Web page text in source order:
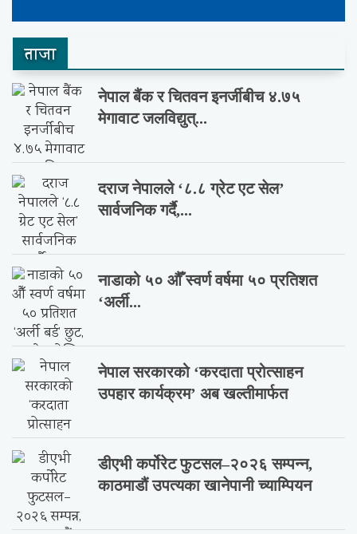
ताजा
नेपाल बैंक र चितवन इनर्जीबीच ४.७५
मेगावाट जलविद्युत्...
दराज नेपालले ‘८.८ ग्रेट एट सेल’
सार्वजनिक गर्दै,...
नाडाको ५० औँ स्वर्ण वर्षमा ५० प्रतिशत
‘अर्ली...
नेपाल सरकारको ‘करदाता प्रोत्साहन
उपहार कार्यक्रम’ अब खल्तीमार्फत
डीएभी कर्पोरेट फुटसल–२०२६ सम्पन्न,
काठमाडौं उपत्यका खानेपानी च्याम्पियन